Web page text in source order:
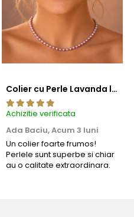
Colier cu Perle Lavanda la Baza Gatului, de 4-5 mm, Perle Rare, Calitate AAA+, Aur 14K | KASKADDA®
Achizitie verificata
Ada Baciu,Acum 3 luni
Un colier foarte frumos!
Perlele sunt superbe si chiar
au o calitate extraordinara.